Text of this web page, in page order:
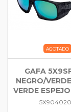
AGOTADO
GAFA
NEGRO/
VERDE